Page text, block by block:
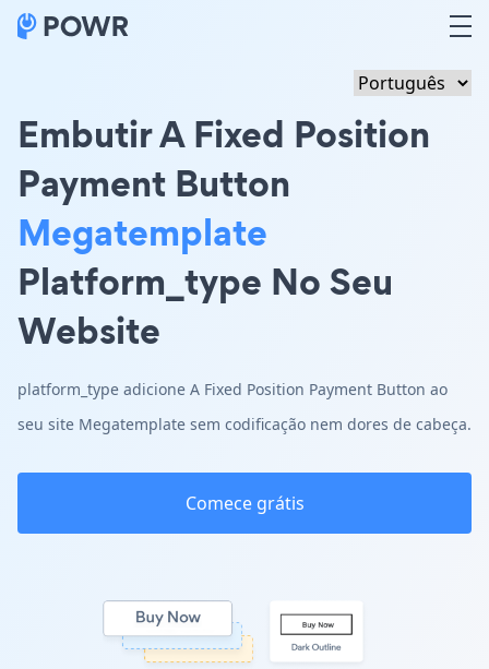
Embutir A Fixed Position
Payment Button
Megatemplate
Platform_type No Seu
Website
platform_type adicione A Fixed Position Payment Button ao
seu site Megatemplate sem codificação nem dores de cabeça.
Comece grátis